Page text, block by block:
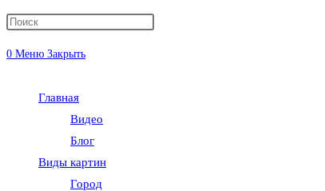
0 Меню Закрыть
Главная
Видео
Блог
Виды картин
Город